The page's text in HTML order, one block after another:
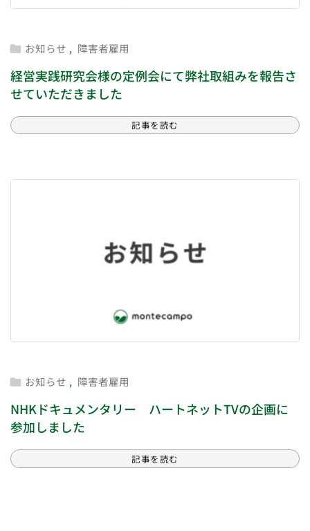
 お知らせ , 障害者雇用
経営実践研究会様の定例会にて弊社取組みを報告さ
せていただきました
記事を読む
 お知らせ , 障害者雇用
NHKドキュメンタリー ハートネットTVの企画に
参加しました
記事を読む